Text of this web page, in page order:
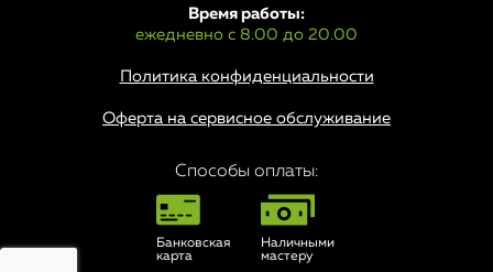
Политика конфиденциальности
Время работы:
ежедневно с 8.00 до 20.00
Оферта на сервисное обслуживание
Способы оплаты:
Банковская
карта
Наличными
мастеру